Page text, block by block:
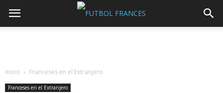
Inicio Franceses en el Extranjero
Franceses en el Extranjero